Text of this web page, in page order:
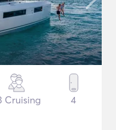
Cruising 4